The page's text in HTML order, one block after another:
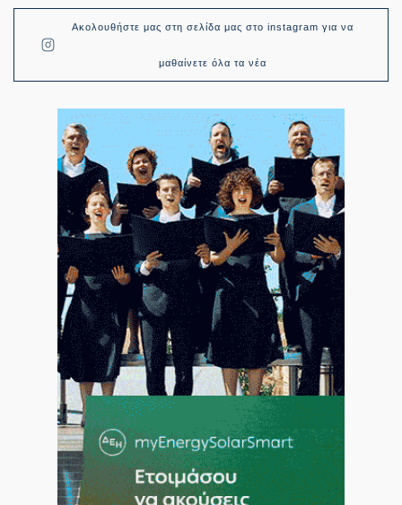
Ακολουθήστε μας στη σελίδα μας στο instagram για να
μαθαίνετε όλα τα νέα